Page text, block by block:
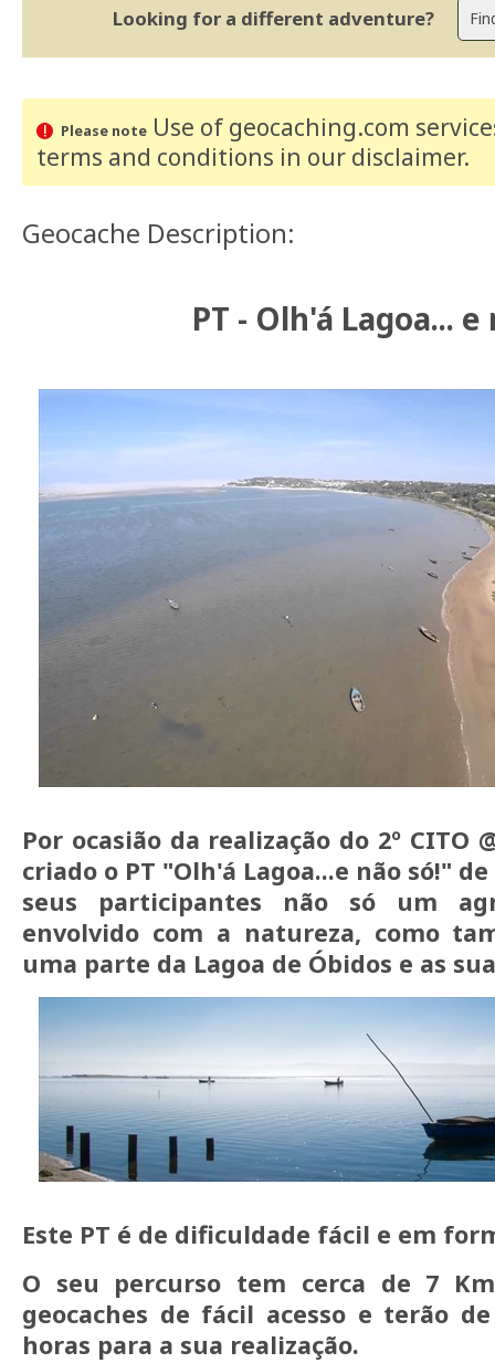
Looking for a different adventure?
Please noteUse of geocaching.com
terms and conditions in our disclaimer.
Geocache Description:
PT - Olh'á Lagoa... e
Por ocasião da realização do 2º CITO
criado o PT "Olh'á Lagoa...e não só!"
seus participantes não só um
envolvido com a natureza, como
uma parte da Lagoa de Óbidos e as
Este PT é de dificuldade fácil e em
O seu percurso tem cerca de 7
geocaches de fácil acesso e terão
horas para a sua realização.